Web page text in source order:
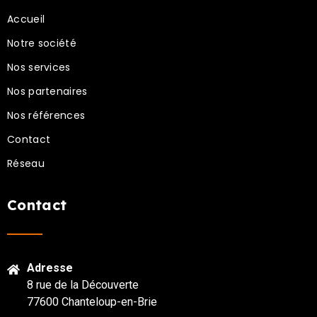
Accueil
Notre société
Nos services
Nos partenaires
Nos références
Contact
Réseau
Contact
Adresse
8 rue de la Découverte
77600 Chanteloup-en-Brie